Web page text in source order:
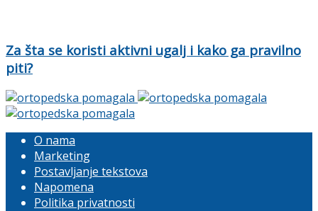
Za šta se koristi aktivni ugalj i kako ga pravilno
piti?
O nama
Marketing
Postavljanje tekstova
Napomena
Politika privatnosti